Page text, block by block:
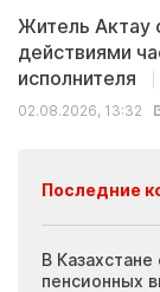
Житель Актау
действиями
исполнителя
02.08.2026, 13:32
Последние
В
пенсионных